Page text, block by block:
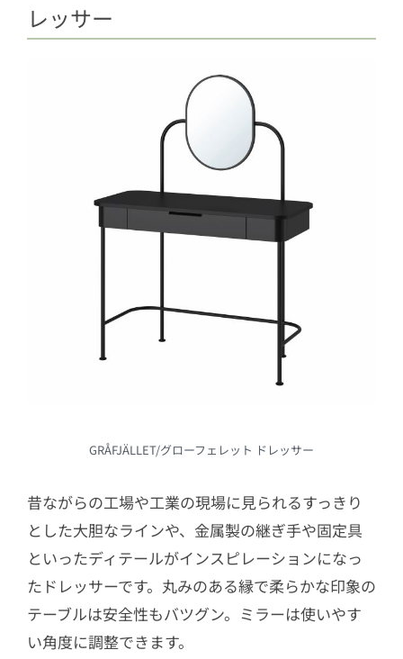
レッサー
GRÅFJÄLLET/グローフェレット ドレッサー
昔ながらの工場や工業の現場に見られるすっきり
とした大胆なラインや、金属製の継ぎ手や固定具
といったディテールがインスピレーションになっ
たドレッサーです。丸みのある縁で柔らかな印象の
テーブルは安全性もバツグン。ミラーは使いやす
い角度に調整できます。